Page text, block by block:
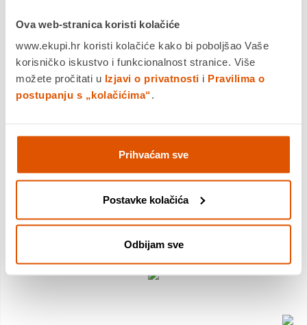
Ova web-stranica koristi kolačiće
www.ekupi.hr koristi kolačiće kako bi poboljšao Vaše
korisničko iskustvo i funkcionalnost stranice. Više
možete pročitati u Izjavi o privatnosti i Pravilima o
postupanju s „kolačićima“.
Prihvaćam sve
Postavke kolačića
Odbijam sve
Uz visoku razinu prianjanja na mokroj cesti (EU oznaka Wet
Grip A Rating u cijelom rasponu) i kočenje, Powergy™ pomaže
u pružanju preciznog upravljanja u svim uvjetima na cesti i
smanjuje rizik od akvaplaninga. Nizak otpor kotrljanja
osigurava nisku potrošnju goriva i visoku razinu udobnosti...
inženjerima da rade na dizajnu i profilu gaznoga sloja,
optimizirajući otisak. To je rezultiralo ravnomjernim kontaktom
poboljšava kontrola i preciznost vožnje. Svi ovi aspekti, kao i
performanse na mokrom, kao i produžuju vijek trajanja guma.
Powergy je izvrstan u raspršivanju vode, opet zahvaljujući
kanalima, što doprinosi sigurnosti na mokrom..